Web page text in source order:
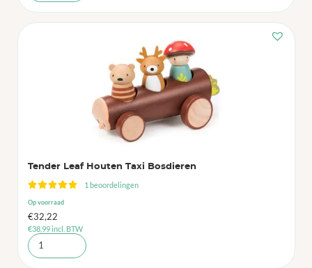
Tender Leaf Houten Taxi Bosdieren
1 beoordelingen
Op voorraad
€32,22
€38,99incl. BTW